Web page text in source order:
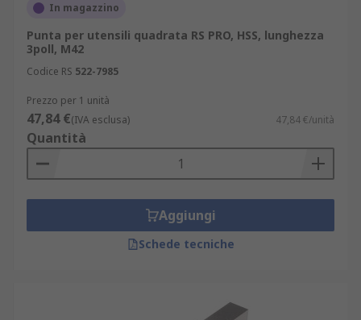
In magazzino
Punta per utensili quadrata RS PRO, HSS, lunghezza
3poll, M42
Codice RS 522-7985
Prezzo per 1 unità
47,84 €(IVA esclusa) 47,84 €/unità
Quantità
Aggiungi
Schede tecniche